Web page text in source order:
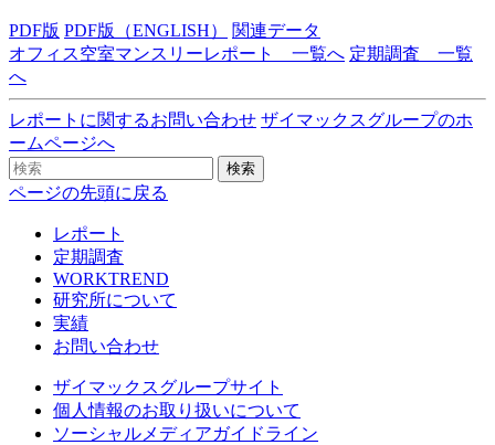
PDF版 PDF版（ENGLISH）
関連データ
オフィス空室マンスリーレポート 一覧へ 定期調査 一覧
へ
レポートに関するお問い合わせ ザイマックスグループのホ
ームページへ
検索
ページの先頭に戻る
レポート
定期調査
WORKTREND
研究所について
実績
お問い合わせ
ザイマックスグループサイト
個人情報のお取り扱いについて
ソーシャルメディアガイドライン